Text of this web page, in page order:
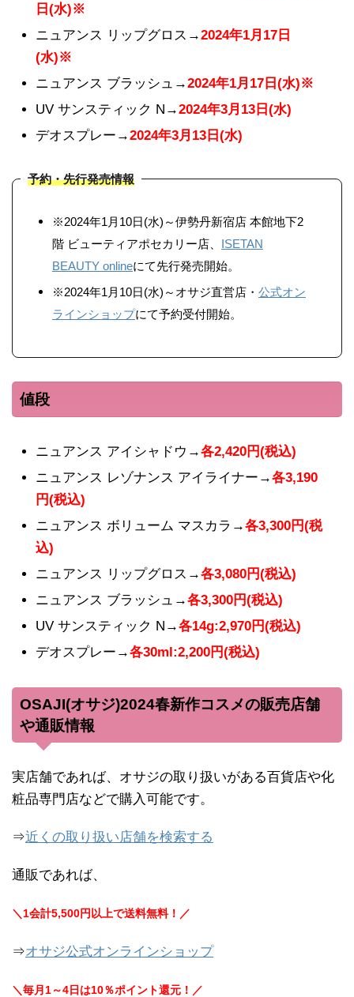
日(水)※
ニュアンス リップグロス→2024年1月17日
(水)※
ニュアンス ブラッシュ→2024年1月17日(水)※
UV サンスティック N→2024年3月13日(水)
デオスプレー→2024年3月13日(水)
予約・先行発売情報
※2024年1月10日(水)～伊勢丹新宿店 本館地下2
階 ビューティアポセカリー店、 ISETAN
BEAUTY onlineにて先行発売開始。
※2024年1月10日(水)～オサジ直営店・ 公式オン
ラインショップにて予約受付開始。
値段
ニュアンス アイシャドウ→各2,420円(税込)
ニュアンス レゾナンス アイライナー→各3,190
円(税込)
ニュアンス ボリューム マスカラ→各3,300円(税
込)
ニュアンス リップグロス→各3,080円(税込)
ニュアンス ブラッシュ→各3,300円(税込)
UV サンスティック N→各14g:2,970円(税込)
デオスプレー→各30ml:2,200円(税込)
OSAJI(オサジ)2024春新作コスメの販売店舗
や通販情報
実店舗であれば、オサジの取り扱いがある百貨店や化
粧品専門店などで購入可能です。
⇒近くの取り扱い店舗を検索する
通販であれば、
＼1会計5,500円以上で送料無料！／
⇒オサジ公式オンラインショップ
＼毎月1～4日は10％ポイント還元！／